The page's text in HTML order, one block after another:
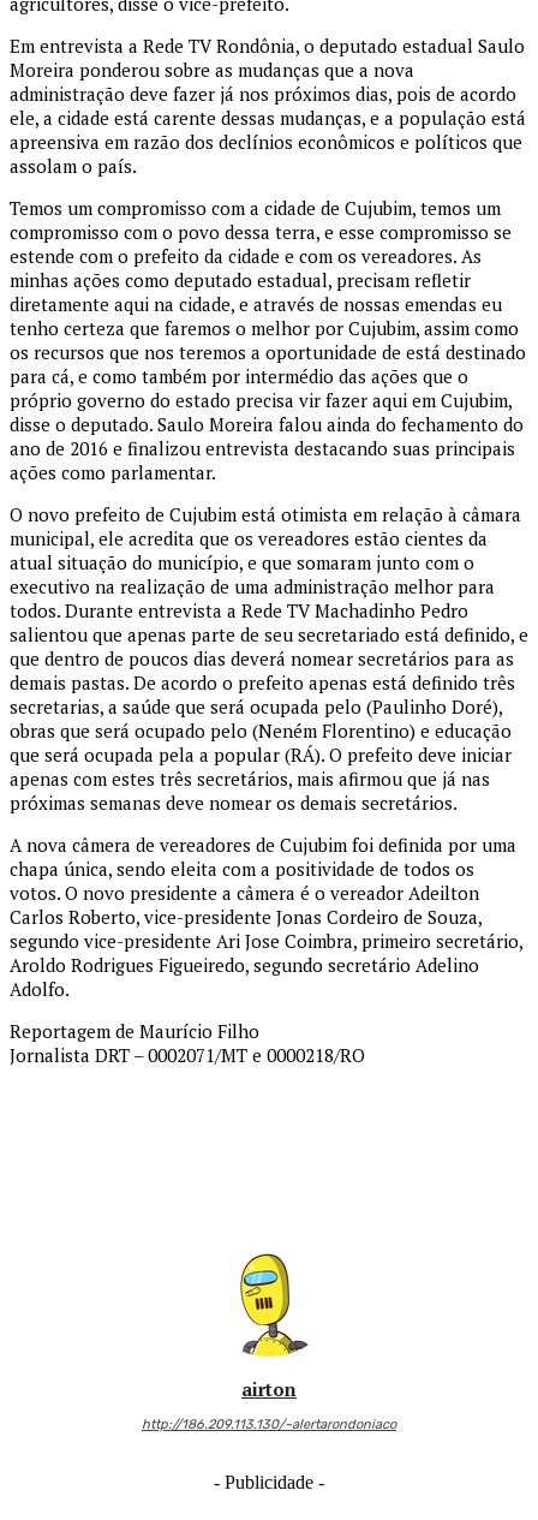
Em entrevista a Rede TV Rondônia, o deputado estadual Saulo
Moreira ponderou sobre as mudanças que a nova
administração deve fazer já nos próximos dias, pois de acordo
ele, a cidade está carente dessas mudanças, e a população está
apreensiva em razão dos declínios econômicos e políticos que
assolam o país.
Temos um compromisso com a cidade de Cujubim, temos um
compromisso com o povo dessa terra, e esse compromisso se
estende com o prefeito da cidade e com os vereadores. As
minhas ações como deputado estadual, precisam refletir
diretamente aqui na cidade, e através de nossas emendas eu
tenho certeza que faremos o melhor por Cujubim, assim como
os recursos que nos teremos a oportunidade de está destinado
para cá, e como também por intermédio das ações que o
próprio governo do estado precisa vir fazer aqui em Cujubim,
disse o deputado. Saulo Moreira falou ainda do fechamento do
ano de 2016 e finalizou entrevista destacando suas principais
ações como parlamentar.
O novo prefeito de Cujubim está otimista em relação à câmara
municipal, ele acredita que os vereadores estão cientes da
atual situação do município, e que somaram junto com o
executivo na realização de uma administração melhor para
todos. Durante entrevista a Rede TV Machadinho Pedro
salientou que apenas parte de seu secretariado está definido, e
que dentro de poucos dias deverá nomear secretários para as
demais pastas. De acordo o prefeito apenas está definido três
secretarias, a saúde que será ocupada pelo (Paulinho Doré),
obras que será ocupado pelo (Neném Florentino) e educação
que será ocupada pela a popular (RÁ). O prefeito deve iniciar
apenas com estes três secretários, mais afirmou que já nas
próximas semanas deve nomear os demais secretários.
A nova câmera de vereadores de Cujubim foi definida por uma
chapa única, sendo eleita com a positividade de todos os
votos. O novo presidente a câmera é o vereador Adeilton
Carlos Roberto, vice-presidente Jonas Cordeiro de Souza,
segundo vice-presidente Ari Jose Coimbra, primeiro secretário,
Aroldo Rodrigues Figueiredo, segundo secretário Adelino
Adolfo.
Reportagem de Maurício Filho
Jornalista DRT – 0002071/MT e 0000218/RO
airton
http://186.209.113.130/~alertarondoniaco
- Publicidade -